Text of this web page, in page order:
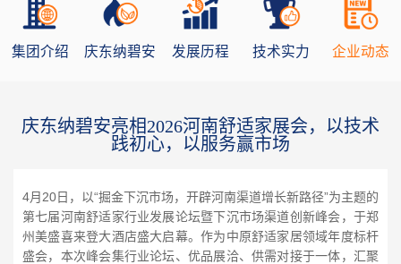
集团介绍 庆东纳碧安 发展历程 技术实力 企业动态
庆东纳碧安亮相2026河南舒适家展会，以技术
践初心，以服务赢市场
4月20日，以“掘金下沉市场，开辟河南渠道增长新路径”为主题的
第七届河南舒适家行业发展论坛暨下沉市场渠道创新峰会，于郑
州美盛喜来登大酒店盛大启幕。作为中原舒适家居领域年度标杆
盛会，本次峰会集行业论坛、优品展洽、供需对接于一体，汇聚